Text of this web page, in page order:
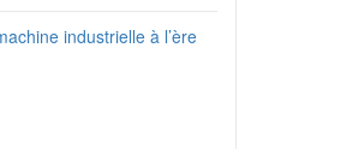
industrielle à l’ère